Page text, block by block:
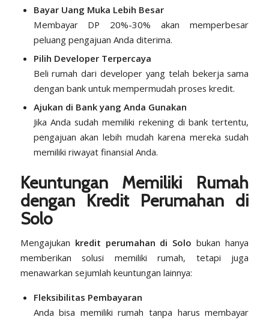
Bayar Uang Muka Lebih Besar
Membayar DP 20%-30% akan memperbesar
peluang pengajuan Anda diterima.
Pilih Developer Terpercaya
Beli rumah dari developer yang telah bekerja sama
dengan bank untuk mempermudah proses kredit.
Ajukan di Bank yang Anda Gunakan
Jika Anda sudah memiliki rekening di bank tertentu,
pengajuan akan lebih mudah karena mereka sudah
memiliki riwayat finansial Anda.
Keuntungan Memiliki Rumah
dengan Kredit Perumahan di
Solo
Mengajukan kredit perumahan di Solo bukan hanya
memberikan solusi memiliki rumah, tetapi juga
menawarkan sejumlah keuntungan lainnya:
Fleksibilitas Pembayaran
Anda bisa memiliki rumah tanpa harus membayar